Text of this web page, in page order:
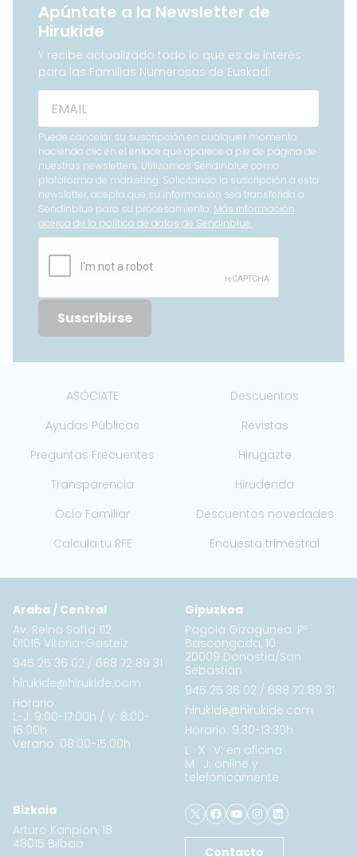
Apúntate a la Newsletter de
Hirukide
Y recibe actualizado todo lo que es de interés
para las Familias Numerosas de Euskadi
Puede cancelar su suscripción en cualquier momento
haciendo clic en el enlace que aparece a pie de página de
nuestras newsletters. Utilizamos Sendinblue como
plataforma de marketing. Solicitando la suscripción a esta
newsletter, acepta que su información sea transferida a
Sendinblue para su procesamiento. Más información
acerca de la política de datos de Sendinblue.
Suscribirse
ASÓCIATE
Descuentos
Ayudas Públicas
Revistas
Preguntas Frecuentes
Hirugazte
Transparencia
Hirudenda
Ocio Familiar
Descuentos novedades
Calcula tu RFE
Encuesta trimestral
Araba / Central
Av. Reina Sofía 112
01015 Vitoria-Gasteiz
945 25 36 02 / 688 72 89 31
hirukide@hirukide.com
Horario:
L-J: 9:00-17:00h / V: 8:00-
16:00h
Verano: 08:00-15:00h
Gipuzkoa
Pagola Gizagunea. Pº
Bascongada, 10
20009 Donostia/San
Sebastián
945 25 36 02 / 688 72 89 31
hirukide@hirukide.com
Horario: 9:30-13:30h
L · X · V: en oficina
M · J: online y
telefónicamente
Bizkaia
Arturo Kanpion, 18
48015 Bilbao
X Facebook
YouTube
Instagram
LinkedIn
Contacto